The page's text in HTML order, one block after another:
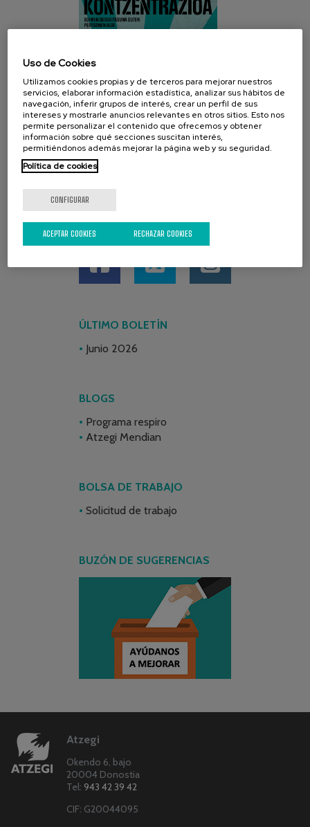
REDES SOCIALES
ÚLTIMO BOLETÍN
Junio 2026
BLOGS
Programa respiro
Atzegi Mendian
BOLSA DE TRABAJO
Solicitud de trabajo
BUZÓN DE SUGERENCIAS
Atzegi
Okendo 6, bajo
20004 Donostia
Tel: 943 42 39 42
CIF: G20044095
Uso de Cookies
Utilizamos cookies propias y de terceros para mejorar nuestros
servicios, elaborar información estadística, analizar sus hábitos de
navegación, inferir grupos de interés, crear un perfil de sus
intereses y mostrarle anuncios relevantes en otros sitios. Esto nos
permite personalizar el contenido que ofrecemos y obtener
información sobre qué secciones suscitan interés,
permitiéndonos además mejorar la página web y su seguridad.
Política de cookies
CONFIGURAR
RECHAZAR COOKIES
ACEPTAR COOKIES